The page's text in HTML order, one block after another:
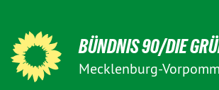
BÜNDNIS 90/DIE
Mecklenburg-